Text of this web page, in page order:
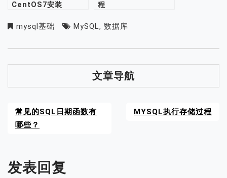
CentOS7安装
程
mysql基础 MySQL, 数据库
文章导航
常见的SQL日期函数有
哪些？
MYSQL执行存储过程
发表回复